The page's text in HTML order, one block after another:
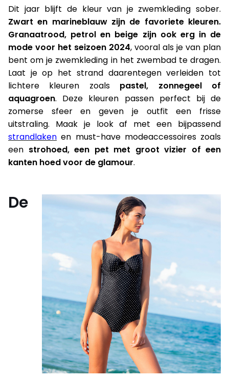
Dit jaar blijft de kleur van je zwemkleding sober.
Zwart en marineblauw zijn de favoriete kleuren.
Granaatrood, petrol en beige zijn ook erg in de
mode voor het seizoen 2024, vooral als je van plan
bent om je zwemkleding in het zwembad te dragen.
Laat je op het strand daarentegen verleiden tot
lichtere kleuren zoalspastel, zonnegeel of
aquagroen. Deze kleuren passen perfect bij de
zomerse sfeer en geven je outfit een frisse
uitstraling. Maak je look af met een bijpassend
strandlaken en must-have modeaccessoires zoals
een strohoed, een pet met groot vizier of een
kanten hoed voor de glamour.
De